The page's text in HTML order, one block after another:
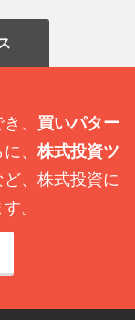
、 買いパター
、 株式投資ツ
ど、株式投資に
。